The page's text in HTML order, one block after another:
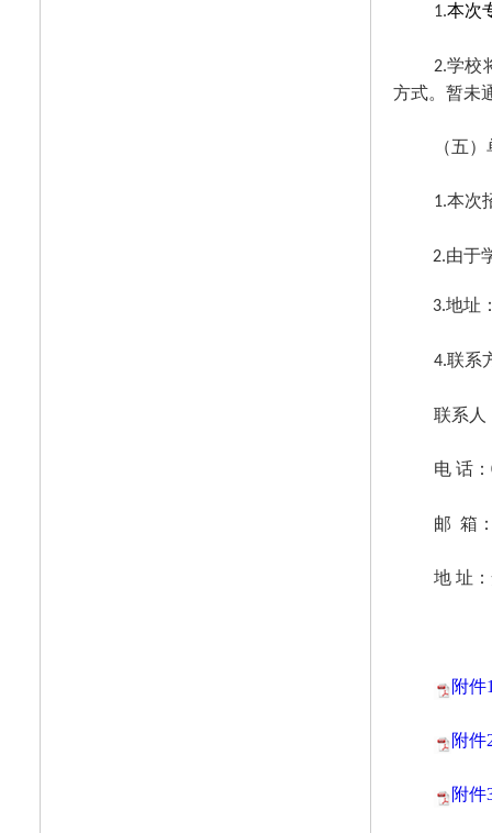
1.本次
2.学校
方式。暂未
（五
1.本次
2.由于
3.地址
4.联系
联系人
电 话：
邮 箱
地 址
附件
附件
附件